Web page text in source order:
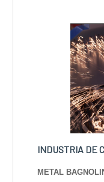
para as
grandes
efetuar as
INDUSTRIA DE
METAL